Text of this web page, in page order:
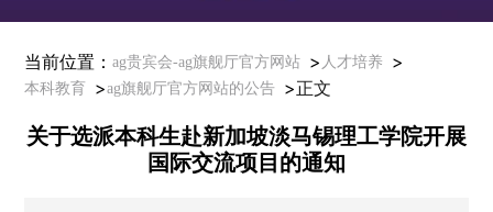
当前位置：ag贵宾会-ag旗舰厅官方网站 > 人才培养 >
本科教育 >ag旗舰厅官方网站的公告 >正文
关于选派本科生赴新加坡淡马锡理工学院开展
国际交流项目的通知